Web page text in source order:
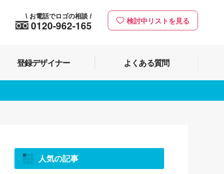
0120-962-165
\ お電話でロゴの相談/ 検討中リストを見る
登録デザイナー よくある質問
人気の記事